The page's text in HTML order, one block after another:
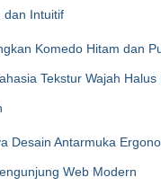
dan Intuitif
Komedo Hitam dan
Tekstur Wajah Halus
Desain Antarmuka
Web Modern